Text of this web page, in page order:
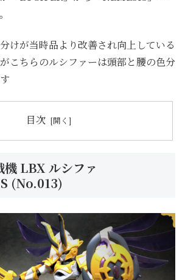
けが当時品より改善され向上している
こちらのルシファーは頭部と腰の色分
目次
機 LBX ルシファ
(No.013)